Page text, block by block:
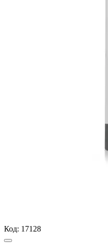
Код: 17128